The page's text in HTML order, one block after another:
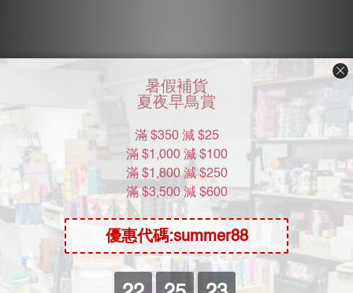
Moon River Mall
關於我們